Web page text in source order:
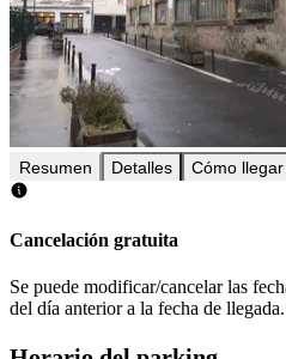
Resumen Detalles Cómo llegar
Cancelación gratuita
Se puede modificar/cancelar las
del día anterior a la fecha de llegada.